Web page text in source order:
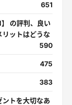
651
の評判、良い
ットはどうな
590
475
383
トを大切なあ